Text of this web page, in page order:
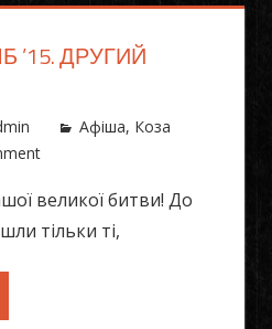
’15. ДРУГИЙ
Афіша, Коза
великої битви! До
тільки ті,